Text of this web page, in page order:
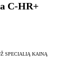
C-HR+
SPECIALIĄ KAINĄ